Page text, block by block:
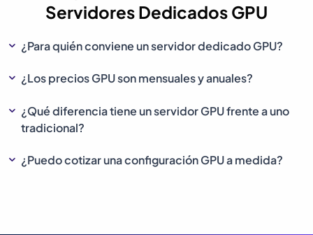
Servidores Dedicados GPU
¿Para quién conviene un servidor dedicado GPU?
¿Los precios GPU son mensuales y anuales?
¿Qué diferencia tiene un servidor GPU frente a uno
tradicional?
¿Puedo cotizar una configuración GPU a medida?